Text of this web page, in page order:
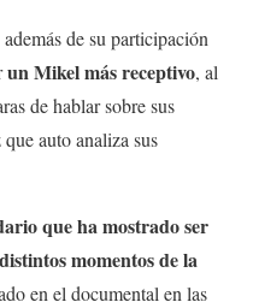
de su participación
un Mikel más receptivo, al
de hablar sobre sus
auto analiza sus
que ha mostrado ser
momentos de la
en el documental en las